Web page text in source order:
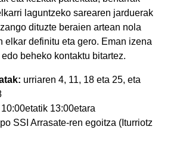
laguntzeko sarearen jarduerak
dituzte beraien artean nola
elkar definitu eta gero. Eman izena
edo beheko kontaktu bitartez.
urriaren 4, 11, 18 eta 25, eta
10:00etatik 13:00etara
SSI Arrasate-ren egoitza (Iturriotz